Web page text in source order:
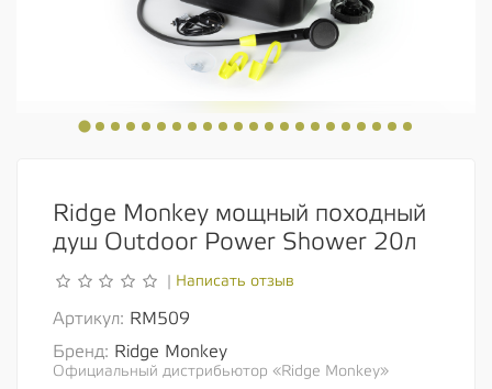
Ridge Monkey мощный походный
душ Outdoor Power Shower 20л
Написать отзыв
Артикул: RM509
Бренд: Ridge Monkey
Официальный дистрибьютор «Ridge Monkey»